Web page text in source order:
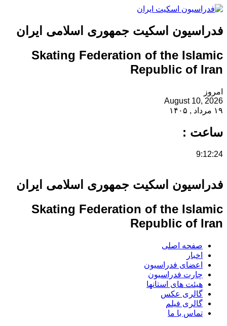
فدراسیون اسکیت جمهوری اسلامی ایران
Skating Federation of the Islamic
Republic of Iran
امروز
August 10, 2026
۱۹ مرداد , ۱۴۰۵
ساعت :
9:12:24
فدراسیون اسکیت جمهوری اسلامی ایران
Skating Federation of the Islamic
Republic of Iran
صفحه اصلی
اخبار
اعضای فدراسیون
چارت فدراسیون
هیئت های استانها
گالری عکس
گالری فیلم
تماس با ما